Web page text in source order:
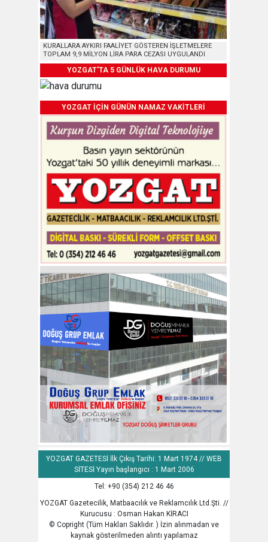
KURALLARA AYKIRI FAALİYET GÖSTEREN İŞLETMELERE
TOPLAM 9,9 MİLYON LİRA PARA CEZASI UYGULANDI
YOZGAT'TA 5 GÜNLÜK HAVA DURUMU
YOZGAT İÇİN GÜNÜN NAMAZ VAKİTLERİ
YOZGAT GAZETESİ İlk Çıkış Tarihi: 1 Mart 1974 // WEB
SİTESİ Yayın başlangıcı : 1 Mart 2006
Tel: +90 (354) 212 46 46
YOZGAT Gazetecilik, Matbaacılık ve Reklamcılık Ltd.Şti. //
Kurucusu : Osman Hakan KİRACI
© Copright (Tüm Hakları Saklıdır. ) İzin alınmadan ve
kaynak gösterilmeden alıntı yapılamaz